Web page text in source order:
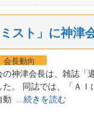
ミスト」に神
会長動向
の神津会長は、雑誌
。 同誌では、「Ａ
動
...続きを読む